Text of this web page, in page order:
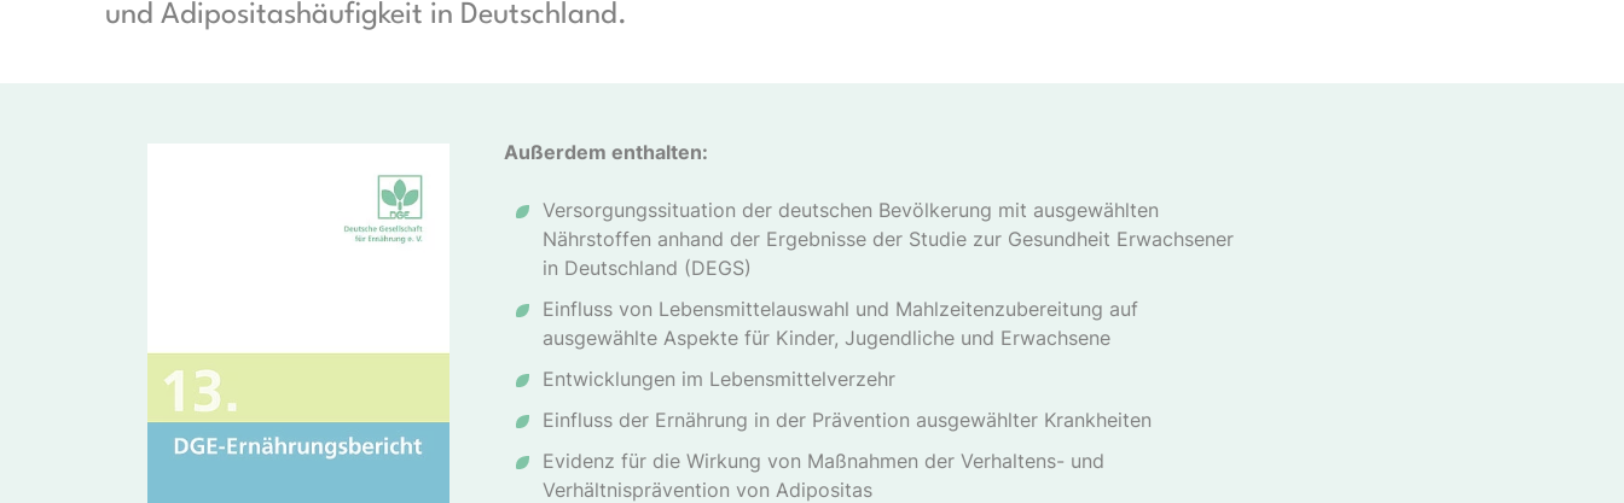
und Adipositashäufigkeit in Deutschland.
Außerdem enthalten:
Versorgungssituation der deutschen Bevölkerung mit ausgewählten
Nährstoffen anhand der Ergebnisse der Studie zur Gesundheit Erwachsener
in Deutschland (DEGS)
Einfluss von Lebensmittelauswahl und Mahlzeitenzubereitung auf
ausgewählte Aspekte für Kinder, Jugendliche und Erwachsene
Entwicklungen im Lebensmittelverzehr
Einfluss der Ernährung in der Prävention ausgewählter Krankheiten
Evidenz für die Wirkung von Maßnahmen der Verhaltens- und
Verhältnisprävention von Adipositas